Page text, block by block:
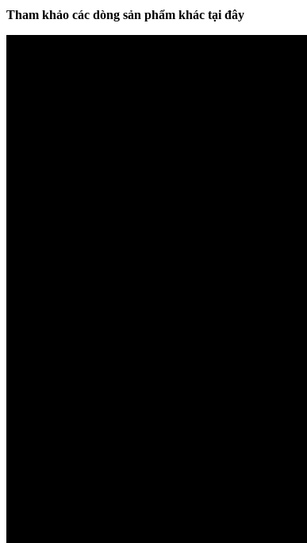
Tham khảo các dòng sản phẩm khác tại đây